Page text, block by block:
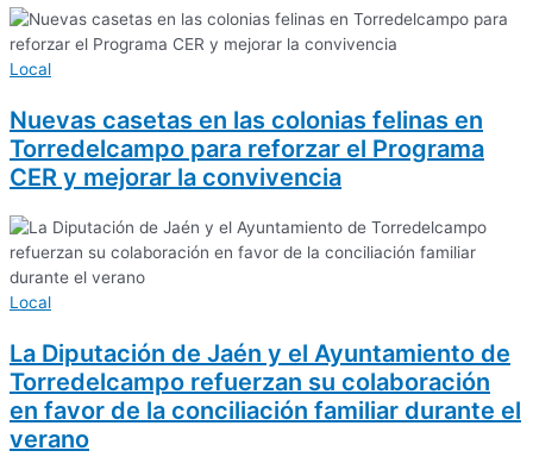
Local
Nuevas casetas en las colonias felinas en
Torredelcampo para reforzar el Programa
CER y mejorar la convivencia
Local
La Diputación de Jaén y el Ayuntamiento de
Torredelcampo refuerzan su colaboración
en favor de la conciliación familiar durante el
verano